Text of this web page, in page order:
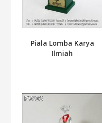
Piala Lomba Karya
Ilmiah